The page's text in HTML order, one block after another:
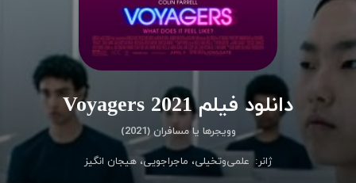
دانلود فیلم Voyagers 2021
وویجرها یا مسافران (2021)
ژانر: علمی‌و‌تخیلی، ماجراجویی، هیجان انگیز